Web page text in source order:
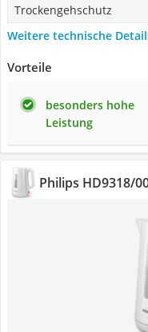
Trockengehschutz
Weitere technische
Vorteile
besonders hohe
Leistung
Philips HD9318/